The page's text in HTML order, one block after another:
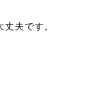
夫です。